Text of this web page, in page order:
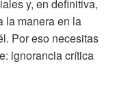
y, en definitiva,
la manera en la
Por eso necesitas
ignorancia crítica